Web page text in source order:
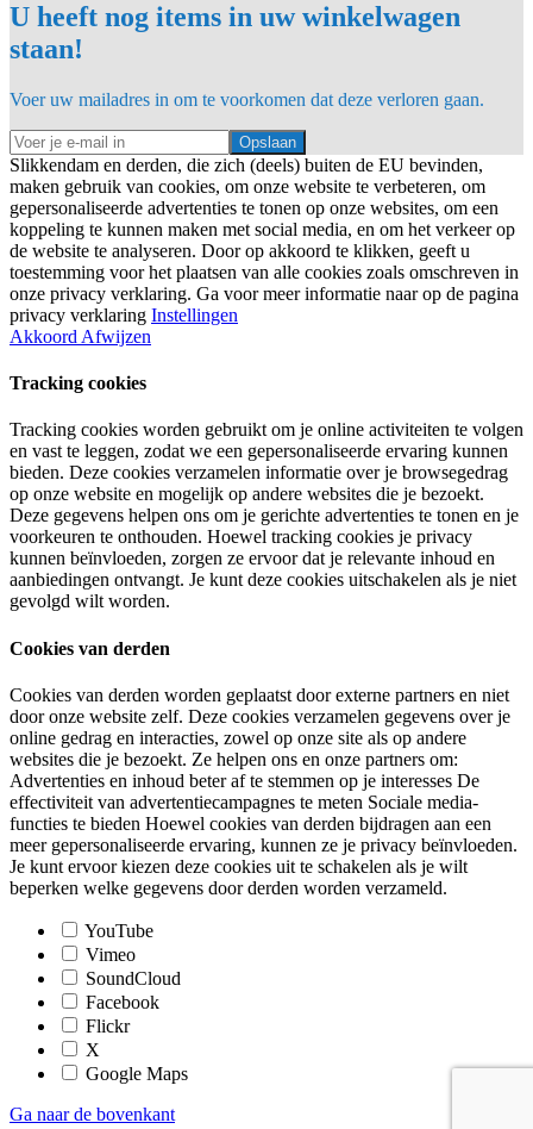
U heeft nog items in uw winkelwagen
staan!
Voer uw mailadres in om te voorkomen dat deze verloren gaan.
Opslaan
Slikkendam en derden, die zich (deels) buiten de EU bevinden,
maken gebruik van cookies, om onze website te verbeteren, om
gepersonaliseerde advertenties te tonen op onze websites, om een
koppeling te kunnen maken met social media, en om het verkeer op
de website te analyseren. Door op akkoord te klikken, geeft u
toestemming voor het plaatsen van alle cookies zoals omschreven in
onze privacy verklaring. Ga voor meer informatie naar op de pagina
privacy verklaring Instellingen
Akkoord Afwijzen
Tracking cookies
Tracking cookies worden gebruikt om je online activiteiten te volgen
en vast te leggen, zodat we een gepersonaliseerde ervaring kunnen
bieden. Deze cookies verzamelen informatie over je browsegedrag
op onze website en mogelijk op andere websites die je bezoekt.
Deze gegevens helpen ons om je gerichte advertenties te tonen en je
voorkeuren te onthouden. Hoewel tracking cookies je privacy
kunnen beïnvloeden, zorgen ze ervoor dat je relevante inhoud en
aanbiedingen ontvangt. Je kunt deze cookies uitschakelen als je niet
gevolgd wilt worden.
Cookies van derden
Cookies van derden worden geplaatst door externe partners en niet
door onze website zelf. Deze cookies verzamelen gegevens over je
online gedrag en interacties, zowel op onze site als op andere
websites die je bezoekt. Ze helpen ons en onze partners om:
Advertenties en inhoud beter af te stemmen op je interesses De
effectiviteit van advertentiecampagnes te meten Sociale media-
functies te bieden Hoewel cookies van derden bijdragen aan een
meer gepersonaliseerde ervaring, kunnen ze je privacy beïnvloeden.
Je kunt ervoor kiezen deze cookies uit te schakelen als je wilt
beperken welke gegevens door derden worden verzameld.
YouTube
Vimeo
SoundCloud
Facebook
Flickr
X
Google Maps
Ga naar de bovenkant